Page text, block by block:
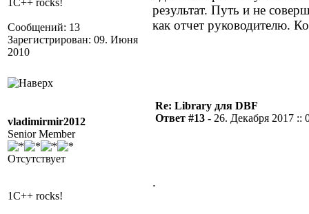
1C++ rocks!
Сообщений: 13
Зарегистрирован: 09. Июня
2010
результат. Путь и не
как отчет руководителю.
vladimirmir2012
Senior Member
Отсутствует
1C++ rocks!
Re: Library для DBF
Ответ #13 - 26. Декабря 2017 ::
.